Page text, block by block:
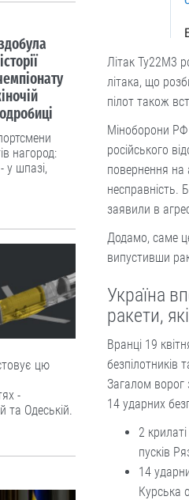
Літак Ту22М3
літака, що
пілот також
Міноборони РФ
російського
повернення на
несправність.
заявили в
Додамо, саме
випустивши
Україна
ракети,
Вранці 19
Загалом ворог
14 ударних
2
пусків
14
Курська
нагород:
у шпазі,
цю
-
та Одеській.